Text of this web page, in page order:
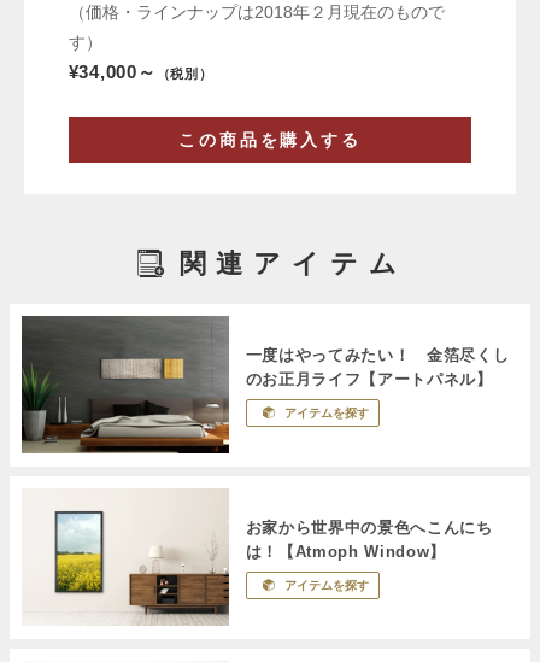
（価格・ラインナップは2018年２月現在のもので
す）
¥34,000～ （税別）
この商品を購入する
関連アイテム
一度はやってみたい！ 金箔尽くし
のお正月ライフ【アートパネル】
アイテムを探す
お家から世界中の景色へこんにち
は！【Atmoph Window】
アイテムを探す